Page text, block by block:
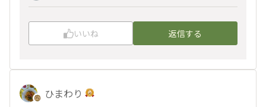
いいね 返信する
ひまわり